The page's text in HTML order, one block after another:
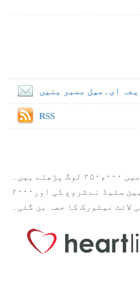
ای۔میل ممبر بنیں
RSS
آج کی آیت موجودہ دور میں ہر مہنے میں ۲۵۰،۰۰۰ لوگ پڑھتے ہیں۔
ورس آف دا ڈے ڈاٹ کام ۱۹۹۸ میں بین سٹیڈ نے شروع کی اور۲۰۰۰
لائٹ نیٹورک کا حصہ بن گئی۔